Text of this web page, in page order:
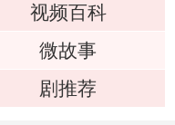
视频百科
微故事
剧推荐